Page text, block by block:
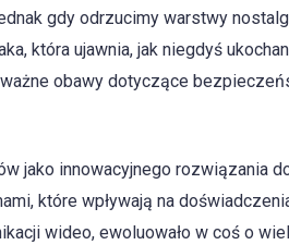
gdy odrzucimy warstwy
która ujawnia, jak niegdyś
obawy dotyczące
jako innowacyjnego rozwiązania
które wpływają na
wideo, ewoluowało w coś o